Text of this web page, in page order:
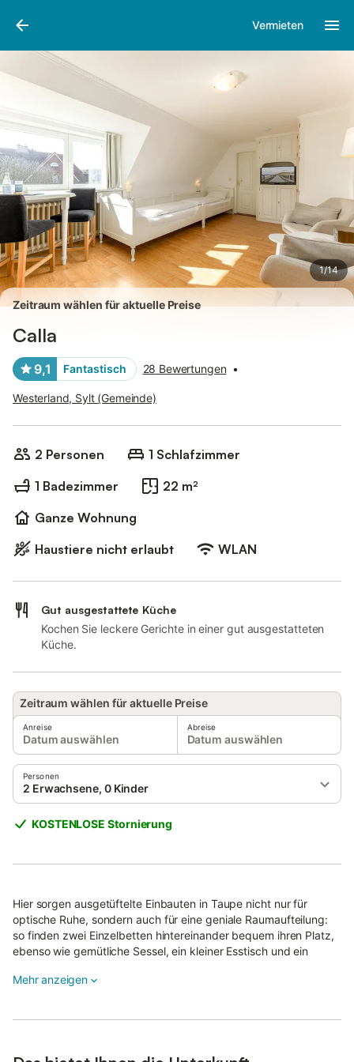
Vermieten
1/14
Bilder
Zeitraum wählen für aktuelle Preise
Calla
9,1 Fantastisch 28 Bewertungen •
Westerland, Sylt (Gemeinde)
2 Personen
1 Schlafzimmer
1 Badezimmer
22 m²
Ganze Wohnung
Haustiere nicht erlaubt
WLAN
Gut ausgestattete Küche
Kochen Sie leckere Gerichte in einer gut ausgestatteten
Küche.
Zeitraum wählen für aktuelle Preise
Anreise
Datum auswählen
Abreise
Datum auswählen
Personen
2 Erwachsene, 0 Kinder
KOSTENLOSE Stornierung
Hier sorgen ausgetüftelte Einbauten in Taupe nicht nur für
optische Ruhe, sondern auch für eine geniale Raumaufteilung:
so finden zwei Einzelbetten hintereinander bequem ihren Platz,
ebenso wie gemütliche Sessel, ein kleiner Esstisch und ein
Die kleine Küche ist ist ein wahres Meisterwek der Tischlerkunst
Duschbad mit Tageslicht.
Mehr anzeigen